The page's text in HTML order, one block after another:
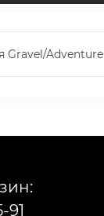
Gravel/Adventure
91